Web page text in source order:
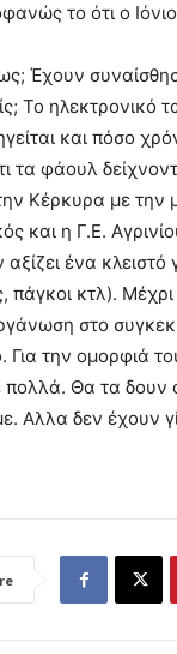
το ότι ο
Έχουν
Το ηλεκτρονικό
και πόσο
τα φάουλ
Κέρκυρα με την
και η Γ.Ε.
ένα
πάγκοι κτλ).
στο
Για την ομορφιά
πολλά. Θα τα δουν
Αλλα δεν έχουν